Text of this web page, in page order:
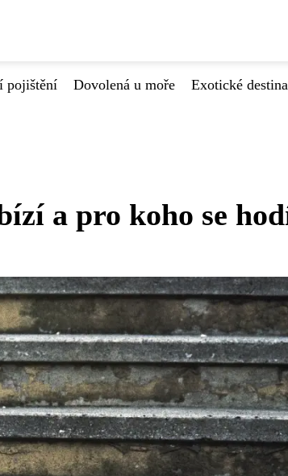
pojištění Dovolená u moře Exotické
a pro koho se